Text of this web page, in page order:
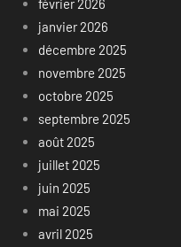
février 2026
janvier 2026
décembre 2025
novembre 2025
octobre 2025
septembre 2025
août 2025
juillet 2025
juin 2025
mai 2025
avril 2025